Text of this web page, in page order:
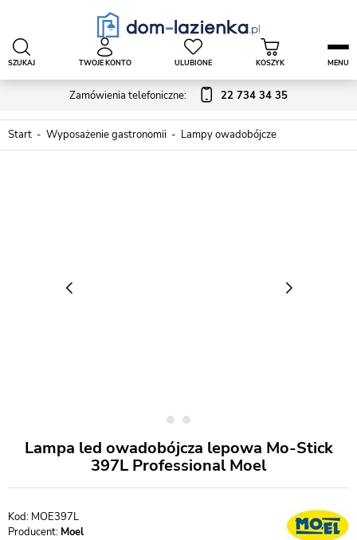
Zamówienia telefoniczne: 22 734 34 35
SZUKAJ TWOJE KONTO ULUBIONE KOSZYK MENU
Start Wyposażenie gastronomii Lampy owadobójcze
Lampa led owadobójcza lepowa Mo-Stick
397L Professional Moel
MOE397L
Producent: Moel